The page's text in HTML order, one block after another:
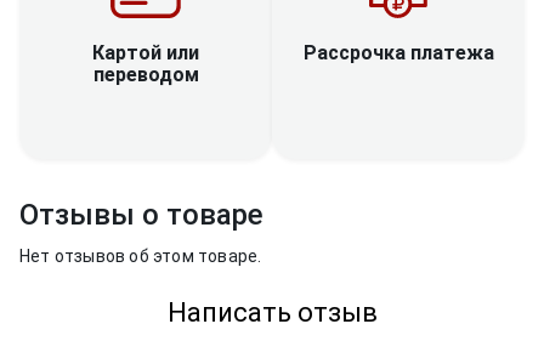
Картой или
переводом
Рассрочка платежа
Отзывы о товаре
Нет отзывов об этом товаре.
Написать отзыв